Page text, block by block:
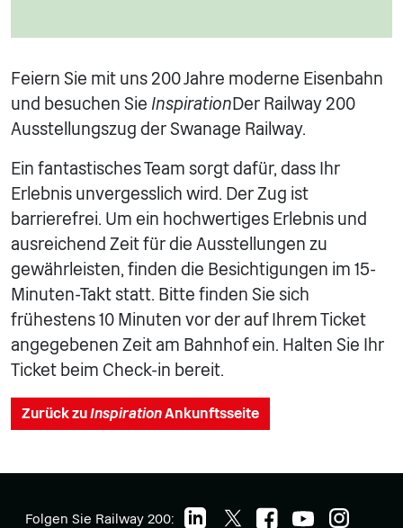
Feiern Sie mit uns 200 Jahre moderne Eisenbahn
und besuchen Sie InspirationDer Railway 200
Ausstellungszug der Swanage Railway.
Ein fantastisches Team sorgt dafür, dass Ihr
Erlebnis unvergesslich wird. Der Zug ist
barrierefrei. Um ein hochwertiges Erlebnis und
ausreichend Zeit für die Ausstellungen zu
gewährleisten, finden die Besichtigungen im 15-
Minuten-Takt statt. Bitte finden Sie sich
frühestens 10 Minuten vor der auf Ihrem Ticket
angegebenen Zeit am Bahnhof ein. Halten Sie Ihr
Ticket beim Check-in bereit.
Zurück zuInspirationAnkunftsseite
Folgen Sie Railway 200: